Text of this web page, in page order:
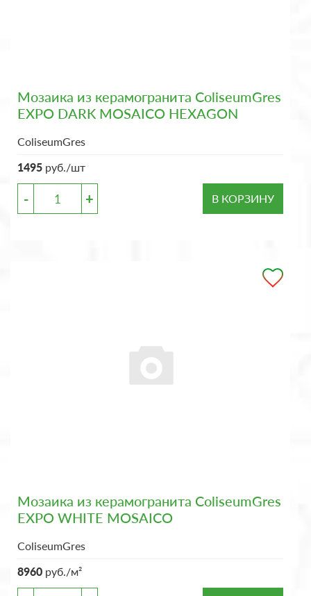
Мозаика из керамогранита ColiseumGres
EXPO DARK MOSAICO HEXAGON
ColiseumGres
1495 руб./шт
- + В КОРЗИНУ
Мозаика из керамогранита ColiseumGres
EXPO WHITE MOSAICO
ColiseumGres
8960 руб./м²